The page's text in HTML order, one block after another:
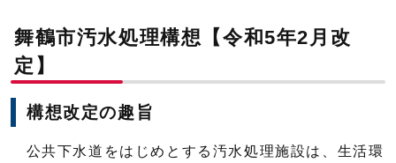
舞鶴市汚水処理構想【令和5年2月改
定】
構想改定の趣旨
公共下水道をはじめとする汚水処理施設は、生活環